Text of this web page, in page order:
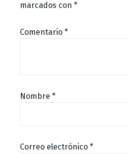
marcados con *
Comentario *
Nombre *
Correo electrónico *